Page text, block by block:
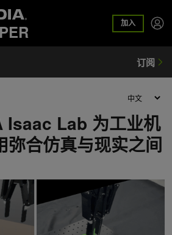
加入
Isaac Lab 为工业机
弥合仿真与现实之间